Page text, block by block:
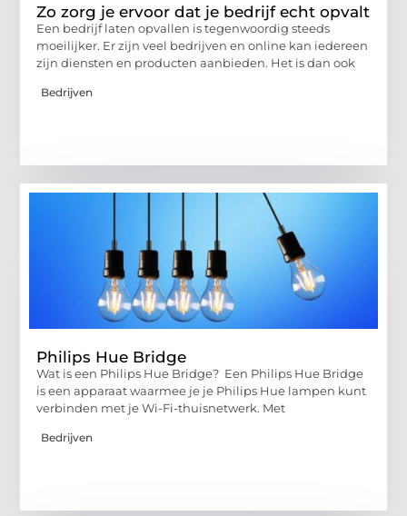
Zo zorg je ervoor dat je bedrijf echt opvalt
Een bedrijf laten opvallen is tegenwoordig steeds
moeilijker. Er zijn veel bedrijven en online kan iedereen
zijn diensten en producten aanbieden. Het is dan ook
Bedrijven
Philips Hue Bridge
Wat is een Philips Hue Bridge? Een Philips Hue Bridge
is een apparaat waarmee je je Philips Hue lampen kunt
verbinden met je Wi-Fi-thuisnetwerk. Met
Bedrijven